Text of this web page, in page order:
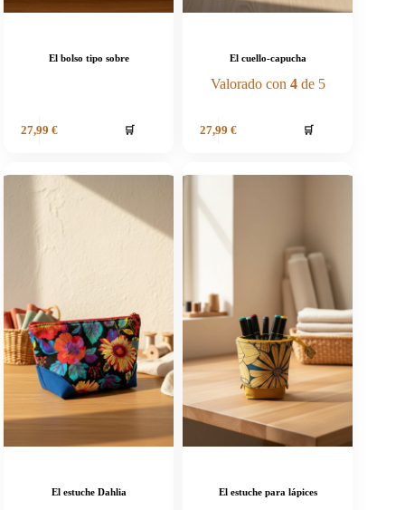
El bolso tipo sobre
27,99 € 🛒
El cuello-capucha
Valorado con 4de 5
27,99 € 🛒
El estuche Dahlia El estuche para lápices